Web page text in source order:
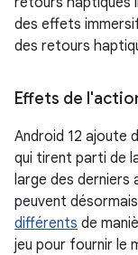
des effets
des retours
Effets de
Android 12 ajoute
qui tirent parti de
large des derniers
peuvent
différents de
jeu pour fournir le